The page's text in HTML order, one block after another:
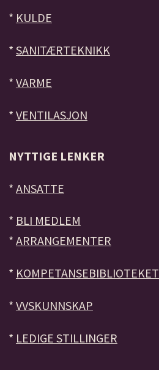
* KULDE
* SANITÆRTEKNIKK
* VARME
* VENTILASJON
NYTTIGE LENKER
* ANSATTE
* BLI MEDLEM
* ARRANGEMENTER
* KOMPETANSEBIBLIOTEKET
* VVSKUNNSKAP
* LEDIGE STILLINGER